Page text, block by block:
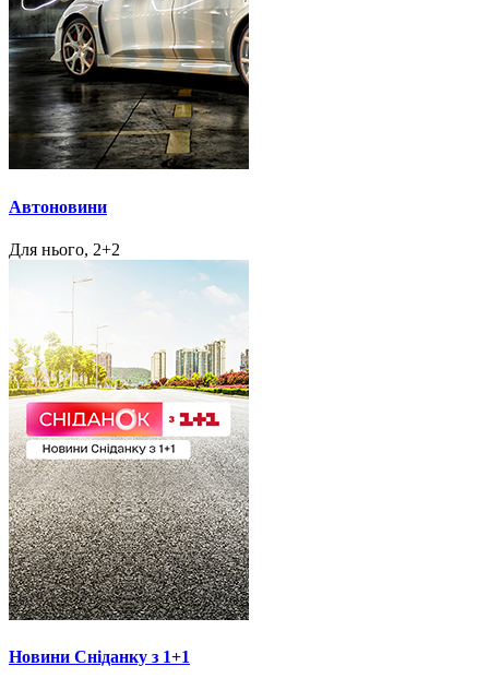
Автоновини
Для нього, 2+2
Новини Сніданку з 1+1